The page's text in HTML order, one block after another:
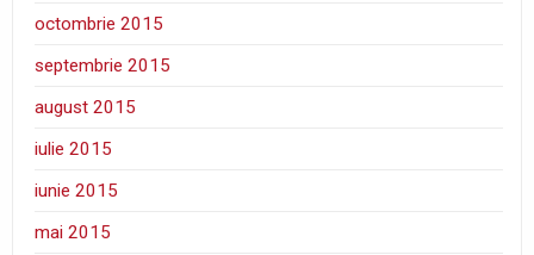
octombrie 2015
septembrie 2015
august 2015
iulie 2015
iunie 2015
mai 2015